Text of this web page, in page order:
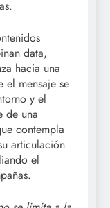
data,
hacia una
el mensaje se
y el
de una
contempla
articulación
el